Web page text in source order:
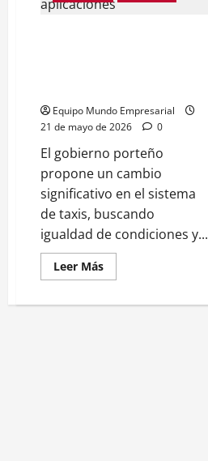
estos
Equipo Mundo Empresarial
21 de mayo de 2026
0
El gobierno porteño
propone un cambio
significativo en el sistema
de taxis, buscando
igualdad de condiciones y...
Leer MásLeer
más
El